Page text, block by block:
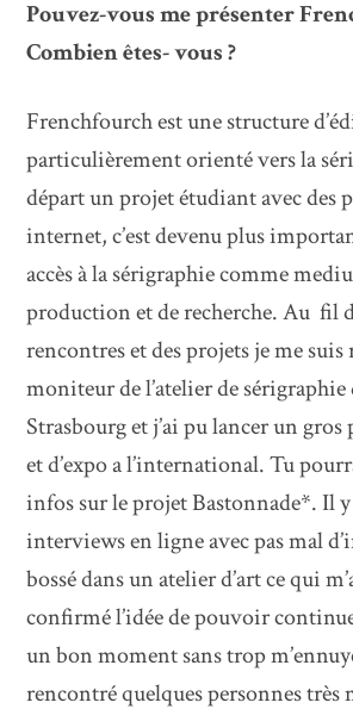
Pouvez-vous me présenter
Combien êtes- vous ?
Frenchfourch est une structure
particulièrement orienté vers la
départ un projet étudiant avec des
internet, c’est devenu plus
accès à la sérigraphie comme
production et de recherche. Au fil
rencontres et des projets je me
moniteur de l’atelier de sérigraphie
Strasbourg et j’ai pu lancer un gros
et d’expo a l’international. Tu
infos sur le projet Bastonnade*. Il y
interviews en ligne avec pas mal
bossé dans un atelier d’art ce qui
confirmé l’idée de pouvoir
un bon moment sans trop
rencontré quelques personnes très